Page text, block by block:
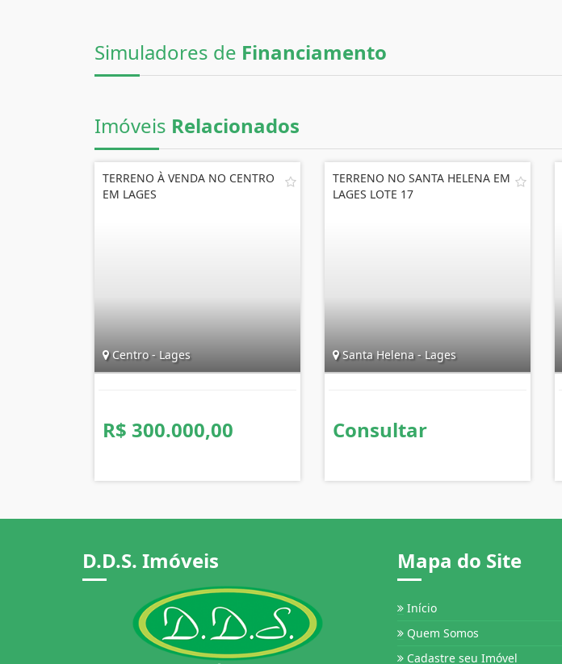
Simuladores de Financiamento
Imóveis Relacionados
TERRENO À VENDA NO CENTRO
EM LAGES
Centro - Lages
R$ 300.000,00
TERRENO NO SANTA HELENA EM
LAGES LOTE 17
Santa Helena - Lages
Consultar
D.D.S. Imóveis Mapa do Site
Início
Quem Somos
Cadastre seu Imóvel